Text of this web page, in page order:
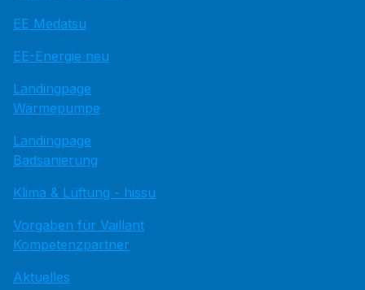
EE Medatsu
EE-Energie neu
Landingpage
Wärmepumpe
Landingpage
Badsanierung
Klima & Lüftung - hissu
Vorgaben für Vaillant
Kompetenzpartner
Aktuelles